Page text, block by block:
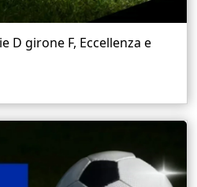
D girone F, Eccellenza e